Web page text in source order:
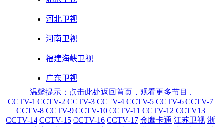
温馨提示：点击此处返回首页，观看更多节目 .
CCTV-1 CCTV-2 CCTV-3 CCTV-4 CCTV-5 CCTV-6 CCTV-7
CCTV-8 CCTV-9 CCTV-10 CCTV-11 CCTV-12 CCTV13
CCTV-14 CCTV-15 CCTV-16 CCTV-17 金鹰卡通 江苏卫视 浙